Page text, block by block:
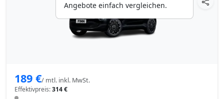
189 €/ mtl. inkl. MwSt.
Effektivpreis:314 €
Angebote einfach vergleichen.